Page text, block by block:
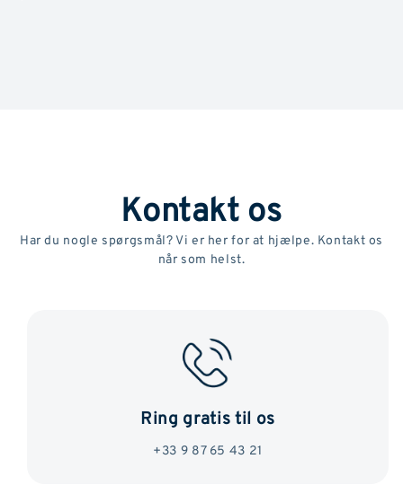
Kontakt os
Har du nogle spørgsmål? Vi er her for at hjælpe. Kontakt os
når som helst.
Ring gratis til os
+33 9 87 65 43 21